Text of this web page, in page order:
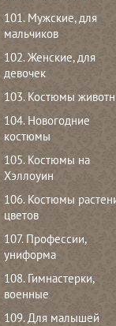
101. Мужские, для
мальчиков
102. Женские, для
девочек
103. Костюмы
104. Новогодние
костюмы
105. Костюмы на
Хэллоуин
106. Костюмы
цветов
107. Профессии,
униформа
108. Гимнастерки,
военные
109. Для малышей